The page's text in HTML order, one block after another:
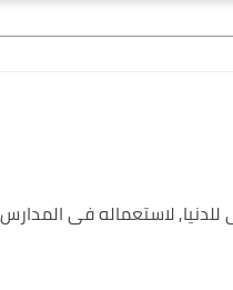
لاستعماله فى